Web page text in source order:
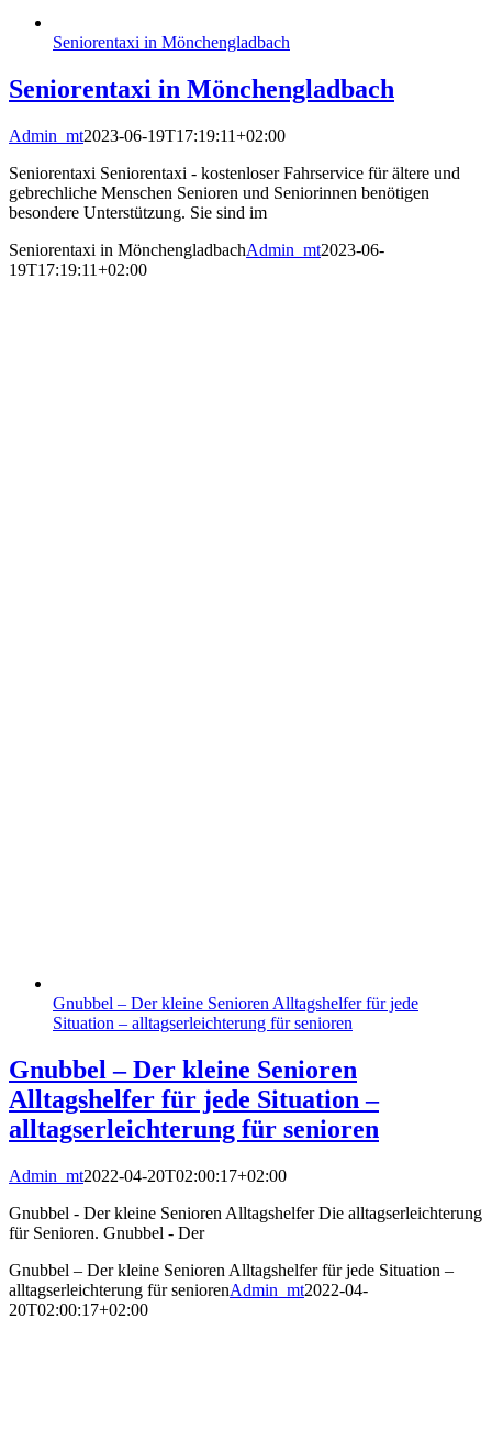
Seniorentaxi in Mönchengladbach
Seniorentaxi in Mönchengladbach
Admin_mt2023-06-19T17:19:11+02:00
Seniorentaxi Seniorentaxi - kostenloser Fahrservice für ältere und
gebrechliche Menschen Senioren und Seniorinnen benötigen
besondere Unterstützung. Sie sind im
Seniorentaxi in MönchengladbachAdmin_mt2023-06-
19T17:19:11+02:00
Gnubbel – Der kleine Senioren Alltagshelfer für jede
Situation – alltagserleichterung für senioren
Gnubbel – Der kleine Senioren
Alltagshelfer für jede Situation –
alltagserleichterung für senioren
Admin_mt2022-04-20T02:00:17+02:00
Gnubbel - Der kleine Senioren Alltagshelfer Die alltagserleichterung
für Senioren. Gnubbel - Der
Gnubbel – Der kleine Senioren Alltagshelfer für jede Situation –
alltagserleichterung für seniorenAdmin_mt2022-04-
20T02:00:17+02:00